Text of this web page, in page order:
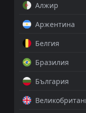
Алжир
Аржентина
Белгия
Бразилия
България